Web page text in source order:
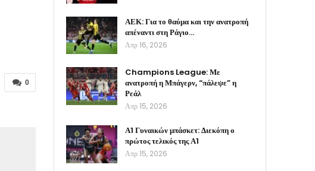
0
ΑΕΚ: Για το θαύμα και την ανατροπή
απέναντι στη Ράγιο…
Απρ 16, 2026
Champions League: Με
ανατροπή η Μπάγερν, “πάλεψε” η
Ρεάλ
Απρ 15, 2026
Α1 Γυναικών μπάσκετ: Διεκόπη ο
πρώτος τελικός της Α1
Απρ 15, 2026